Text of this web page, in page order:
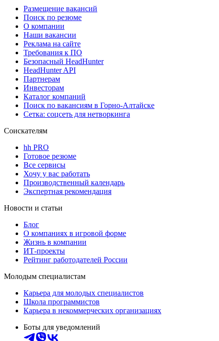
Размещение вакансий
Поиск по резюме
О компании
Наши вакансии
Реклама на сайте
Требования к ПО
Безопасный HeadHunter
HeadHunter API
Партнерам
Инвесторам
Каталог компаний
Поиск по вакансиям в Горно-Алтайске
Сетка: соцсеть для нетворкинга
Соискателям
hh PRO
Готовое резюме
Все сервисы
Хочу у вас работать
Производственный календарь
Экспертная рекомендация
Новости и статьи
Блог
О компаниях в игровой форме
Жизнь в компании
ИТ-проекты
Рейтинг работодателей России
Молодым специалистам
Карьера для молодых специалистов
Школа программистов
Карьера в некоммерческих организациях
Боты для уведомлений